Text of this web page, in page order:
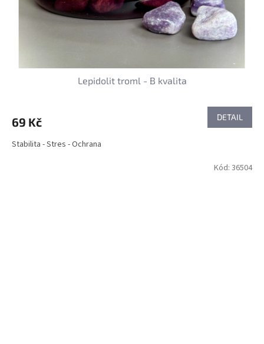
Lepidolit troml - B kvalita
69 Kč DETAIL
Stabilita - Stres - Ochrana
Kód: 36504